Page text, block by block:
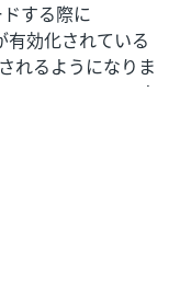
する際に
効化されている
れるようになりま
のハードウ